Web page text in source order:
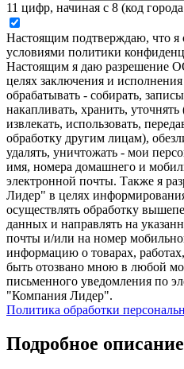
11 цифр, начиная с 8 (код
Настоящим подтверждаю, что я
условиями политики
Настоящим я даю разрешение
целях заключения и
обрабатывать - собирать,
накапливать, хранить,
извлекать, использовать,
обработку другим лицам),
удалять, уничтожать - мои
имя, номера домашнего и
электронной почты. Также я
Лидер" в целях
осуществлять обработку
данных и направлять на
почты и/или на номер
информацию о товарах,
быть отозвано мною в любой
письменного уведомления по
"Компания Лидер".
Политика обработки
Подробное